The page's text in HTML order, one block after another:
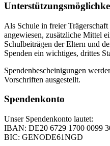
Als Schule in freier
angewiesen, zusätzliche Mittel
Schulbeiträgen der Eltern und
Spenden ein wichtiges, drittes
Spendenbescheinigungen
Vorschriften ausgestellt.
Spendenkonto
Unser Spendenkonto lautet:
IBAN: DE20 6729 1700 0099
BIC: GENODE61NGD